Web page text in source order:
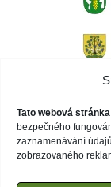
Tato webová
bezpečného
zaznamenávání
zobrazovaného